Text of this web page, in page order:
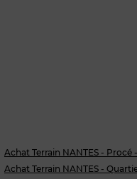
Achat Terrain NANTES - Procé
Achat Terrain NANTES -